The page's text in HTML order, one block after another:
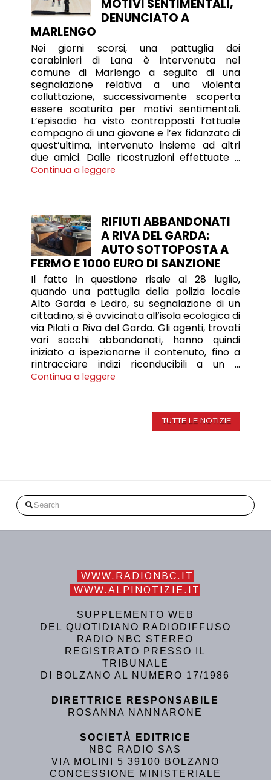
MOTIVI SENTIMENTALI,
DENUNCIATO A
MARLENGO
Nei giorni scorsi, una pattuglia dei
carabinieri di Lana è intervenuta nel
comune di Marlengo a seguito di una
segnalazione relativa a una violenta
colluttazione, successivamente scoperta
essere scaturita per motivi sentimentali.
L’episodio ha visto contrapposti l’attuale
compagno di una giovane e l’ex fidanzato di
quest’ultima, intervenuto insieme ad altri
due amici. Dalle ricostruzioni effettuate …
Continua a leggere
RIFIUTI ABBANDONATI
A RIVA DEL GARDA:
AUTO SOTTOPOSTA A
FERMO E 1000 EURO DI SANZIONE
Il fatto in questione risale al 28 luglio,
quando una pattuglia della polizia locale
Alto Garda e Ledro, su segnalazione di un
cittadino, si è avvicinata all’isola ecologica di
via Pilati a Riva del Garda. Gli agenti, trovati
vari sacchi abbandonati, hanno quindi
iniziato a ispezionarne il contenuto, fino a
rintracciare indizi riconducibili a un …
Continua a leggere
TUTTE LE NOTIZIE
Search
WWW.RADIONBC.IT
WWW.ALPINOTIZIE.IT
SUPPLEMENTO WEB
DEL QUOTIDIANO RADIODIFFUSO
RADIO NBC STEREO
REGISTRATO PRESSO IL
TRIBUNALE
DI BOLZANO AL NUMERO 17/1986
DIRETTRICE RESPONSABILE
ROSANNA NANNARONE
SOCIETÀ EDITRICE
NBC RADIO SAS
VIA MOLINI 5 39100 BOLZANO
CONCESSIONE MINISTERIALE